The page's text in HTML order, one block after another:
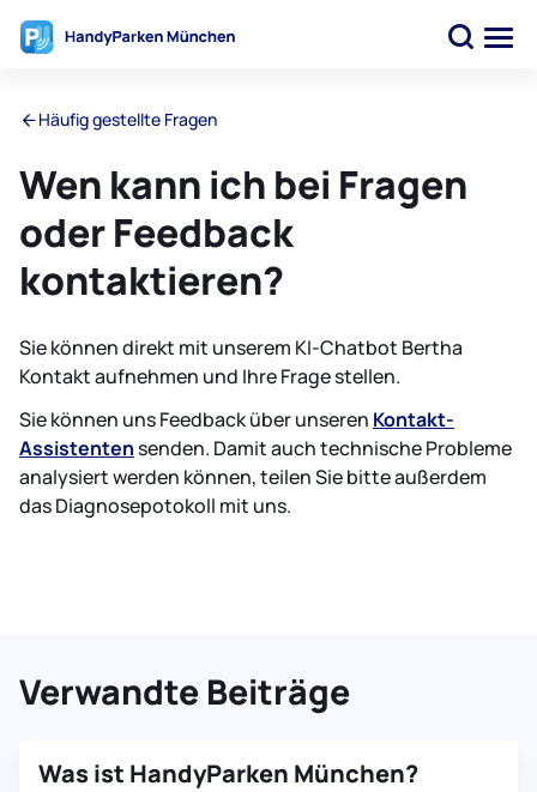
Häufig gestellte Fragen
Wen kann ich bei Fragen
oder Feedback
kontaktieren?
Sie können direkt mit unserem KI-Chatbot Bertha
Kontakt aufnehmen und Ihre Frage stellen.
Sie können uns Feedback über unseren Kontakt-
Assistentensenden. Damit auch technische Probleme
analysiert werden können, teilen Sie bitte außerdem
das Diagnosepotokoll mit uns.
Verwandte Beiträge
Was ist HandyParken München?